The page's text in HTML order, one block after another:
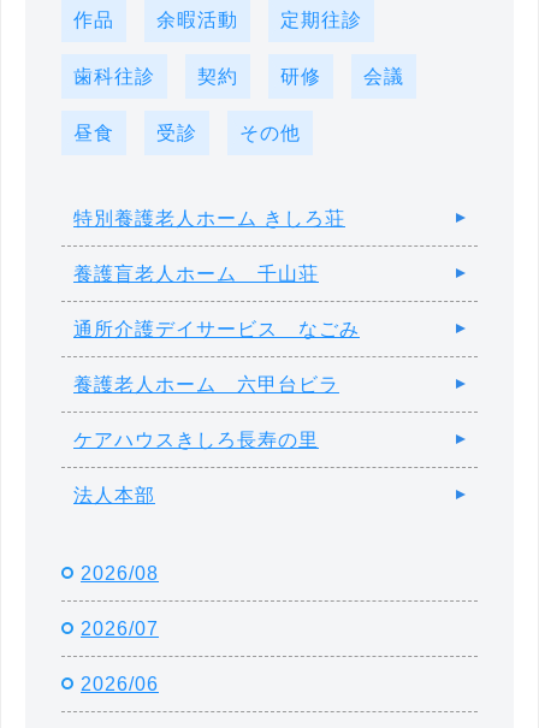
作品 余暇活動 定期往診
歯科往診 契約 研修 会議
昼食 受診 その他
特別養護老人ホーム きしろ荘
養護盲老人ホーム 千山荘
通所介護デイサービス なごみ
養護老人ホーム 六甲台ビラ
ケアハウスきしろ長寿の里
法人本部
2026/08
2026/07
2026/06